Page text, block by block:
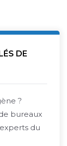
DE
?
bureaux
du